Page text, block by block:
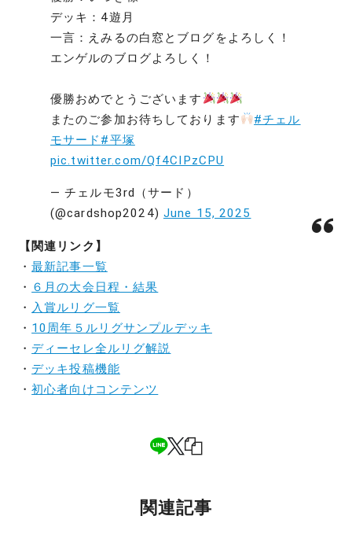
デッキ：4遊月
一言：えみるの白窓とブログをよろしく！
エンゲルのブログよろしく！
優勝おめでとうございます
またのご参加お待ちしております
#チェル
モサード #平塚
pic.twitter.com/Qf4CIPzCPU
— チェルモ3rd（サード）
(@cardshop2024) June 15, 2025
【関連リンク】
・最新記事一覧
・ ６月の大会日程・結果
・ 入賞ルリグ一覧
・ 10周年５ルリグサンプルデッキ
・ ディーセレ全ルリグ解説
・ デッキ投稿機能
・初心者向けコンテンツ
関連記事